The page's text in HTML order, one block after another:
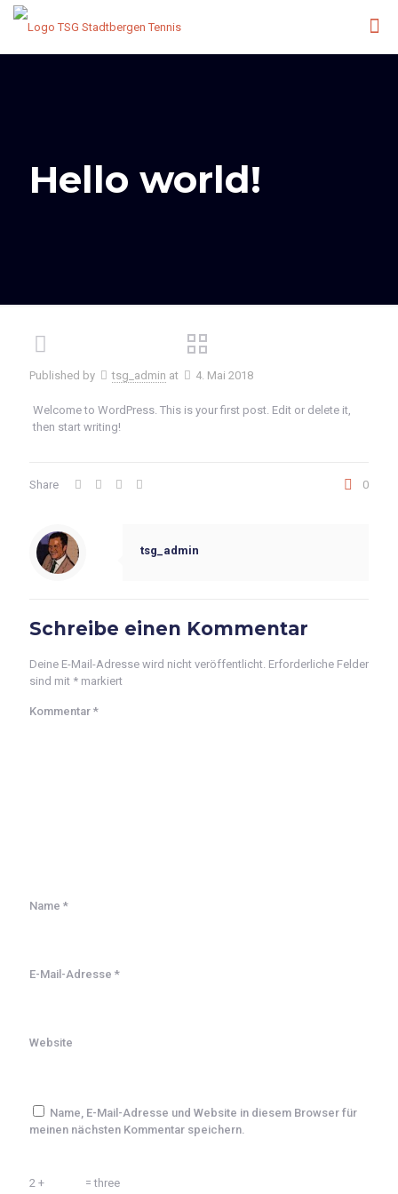
Hello world!
Published by tsg_admin at 4. Mai 2018
Welcome to WordPress. This is your first post. Edit or delete it,
then start writing!
Share 0
tsg_admin
Schreibe einen Kommentar
Deine E-Mail-Adresse wird nicht veröffentlicht. Erforderliche Felder
sind mit * markiert
Kommentar *
Name *
E-Mail-Adresse *
Website
Name, E-Mail-Adresse und Website in diesem Browser für
meinen nächsten Kommentar speichern.
2 + = three